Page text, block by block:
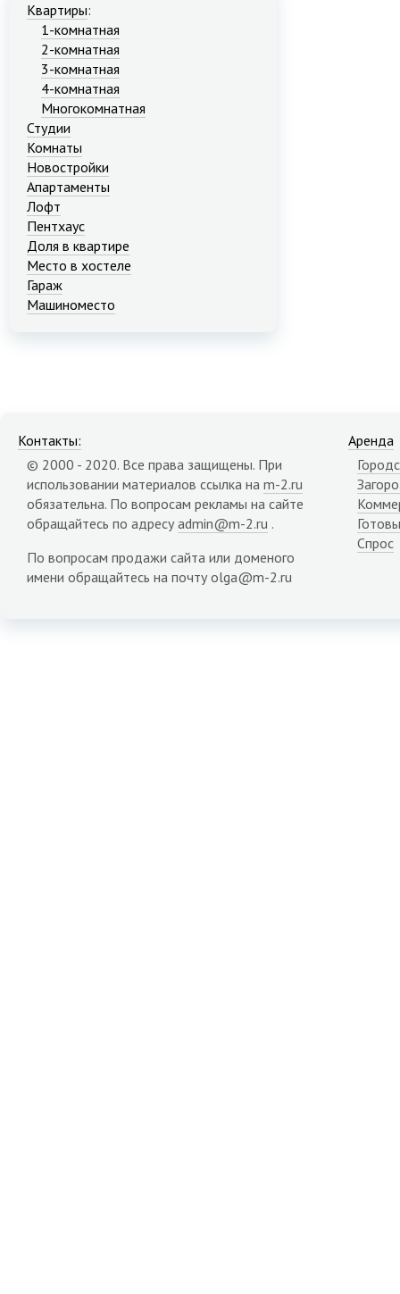
Квартиры:
1-комнатная
2-комнатная
3-комнатная
4-комнатная
Многокомнатная
Студии
Комнаты
Новостройки
Апартаменты
Лофт
Пентхаус
Доля в квартире
Место в хостеле
Гараж
Машиноместо
Контакты:
© 2000 - 2020. Все права защищены. При
использовании материалов ссылка на m-2.ru
обязательна. По вопросам рекламы на сайте
обращайтесь по адресу admin@m-2.ru .
По вопросам продажи сайта или доменого
имени обращайтесь на почту olga@m-2.ru
Аренда
Спрос